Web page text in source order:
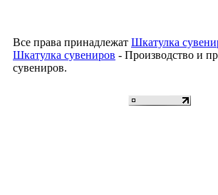
Все права принадлежат Шкатулка
Шкатулка сувениров - Производство и
сувениров.